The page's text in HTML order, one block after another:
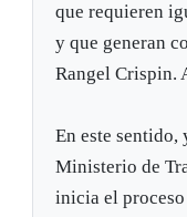
que requieren
y que generan
Rangel Crispin.
En este
Ministerio de
inicia el